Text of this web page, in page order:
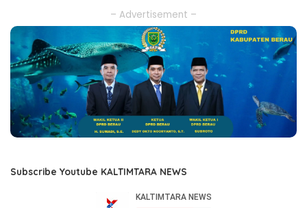
– Advertisement –
Subscribe Youtube KALTIMTARA NEWS